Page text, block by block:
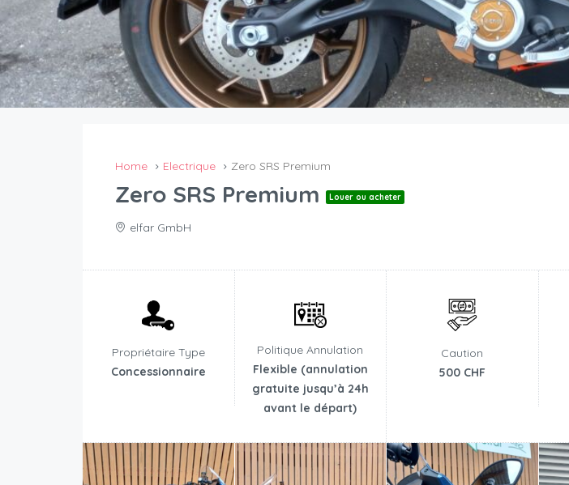
Home Electrique Zero SRS Premium
Zero SRS Premium Louer ou acheter
elfar GmbH
Propriétaire Type
Concessionnaire
Politique Annulation
Flexible (annulation
gratuite jusqu’à 24h
avant le départ)
Caution
500 CHF